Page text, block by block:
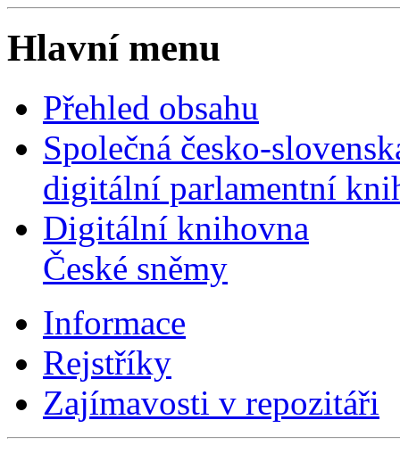
Hlavní menu
Přehled obsahu
Společná česko-
digitální parlamentní
Digitální knihovna
České sněmy
Informace
Rejstříky
Zajímavosti v repozitáři